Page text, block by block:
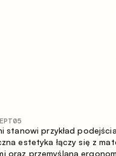
05
stanowi przykład
estetyka łączy się z
oraz przemyślaną